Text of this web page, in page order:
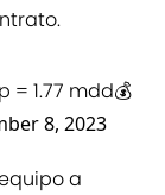
= 1.77 mdd💰
8, 2023
a